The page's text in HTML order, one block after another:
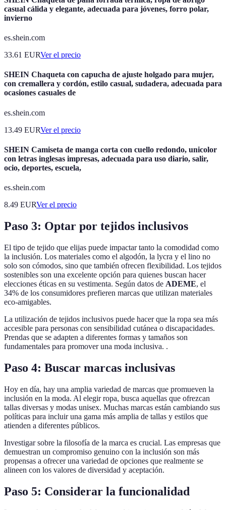
casual cálida y elegante, adecuada para jóvenes, forro polar,
invierno
es.shein.com
33.61 EURVer el precio
SHEIN Chaqueta con capucha de ajuste holgado para mujer,
con cremallera y cordón, estilo casual, sudadera, adecuada para
ocasiones casuales de
es.shein.com
13.49 EURVer el precio
SHEIN Camiseta de manga corta con cuello redondo, unicolor
con letras inglesas impresas, adecuada para uso diario, salir,
ocio, deportes, escuela,
es.shein.com
8.49 EURVer el precio
Paso 3: Optar por tejidos inclusivos
El tipo de tejido que elijas puede impactar tanto la comodidad como
la inclusión. Los materiales como el algodón, la lycra y el lino no
solo son cómodos, sino que también ofrecen flexibilidad. Los tejidos
sostenibles son una excelente opción para quienes buscan hacer
elecciones éticas en su vestimenta. Según datos de ADEME, el
34% de los consumidores prefieren marcas que utilizan materiales
eco-amigables.
La utilización de tejidos inclusivos puede hacer que la ropa sea más
accesible para personas con sensibilidad cutánea o discapacidades.
Prendas que se adapten a diferentes formas y tamaños son
fundamentales para promover una moda inclusiva. .
Paso 4: Buscar marcas inclusivas
Hoy en día, hay una amplia variedad de marcas que promueven la
inclusión en la moda. Al elegir ropa, busca aquellas que ofrezcan
tallas diversas y modas unisex. Muchas marcas están cambiando sus
políticas para incluir una gama más amplia de tallas y estilos que
atienden a diferentes públicos.
Investigar sobre la filosofía de la marca es crucial. Las empresas que
demuestran un compromiso genuino con la inclusión son más
propensas a ofrecer una variedad de opciones que realmente se
alineen con los valores de diversidad y aceptación.
Paso 5: Considerar la funcionalidad